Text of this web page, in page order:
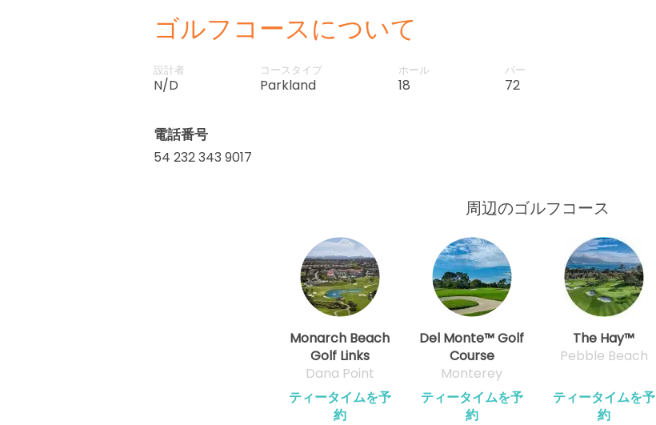
ゴルフコースについて
設計者
N/D
コースタイプ
Parkland
ホール
18
パー
72
電話番号
54 232 343 9017
周辺のゴルフコース
Monarch Beach
Golf Links
Dana Point
ティータイムを予
約
Del Monte™ Golf
Course
Monterey
ティータイムを予
約
The Hay™
Pebble Beach
ティータイムを予
約